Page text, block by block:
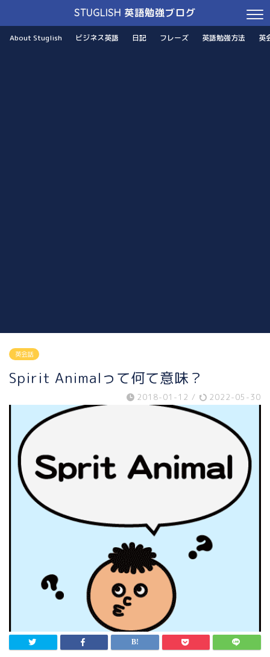
STUGLISH 英語勉強ブログ
About Stuglish ビジネス英語 日記 フレーズ 英語勉強方法 英
英会話
Spirit Animalって何て意味？
2018-01-12 / 2022-05-30